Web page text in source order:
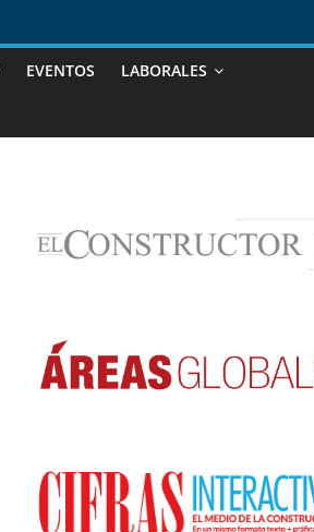
EVENTOS LABORALES